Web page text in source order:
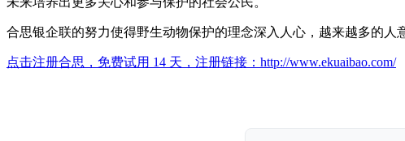
合思银企联的努力使得野生动物保护的理念深入人心，越来越多的人
点击注册合思，免费试用 14 天，注册链接： http://www.ekuaibao.com/